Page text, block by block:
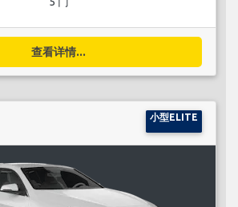
查看详情...
小型ELITE